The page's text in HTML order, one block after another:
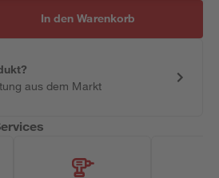
In den Warenkorb
aus dem Markt